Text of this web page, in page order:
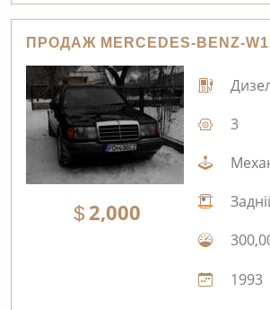
ПРОДАЖ MERCEDES-BENZ-
2,000
3
1993